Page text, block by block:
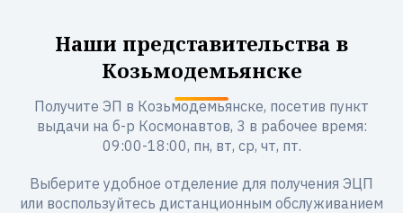
Наши представительства в
Козьмодемьянске
Получите ЭП в Козьмодемьянске, посетив пункт
выдачи на б-р Космонавтов, 3 в рабочее время:
09:00-18:00, пн, вт, ср, чт, пт.
Выберите удобное отделение для получения ЭЦП
или воспользуйтесь дистанционным обслуживанием